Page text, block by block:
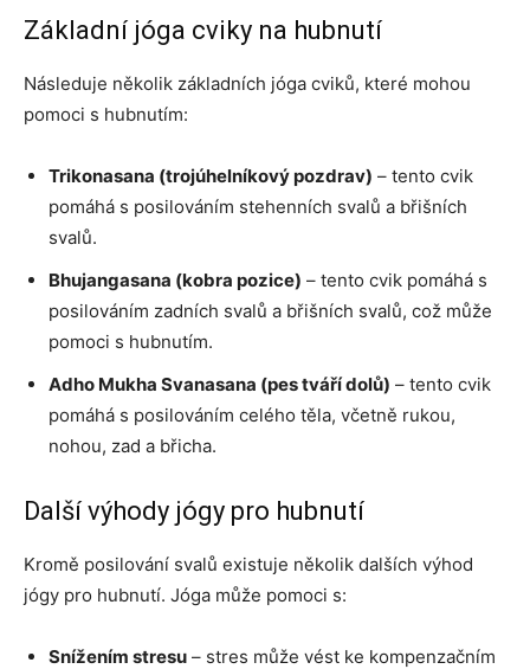
Základní jóga cviky na hubnutí
Následuje několik základních jóga cviků, které mohou
pomoci s hubnutím:
Trikonasana (trojúhelníkový pozdrav) – tento cvik
pomáhá s posilováním stehenních svalů a břišních
svalů.
Bhujangasana (kobra pozice) – tento cvik pomáhá s
posilováním zadních svalů a břišních svalů, což může
pomoci s hubnutím.
Adho Mukha Svanasana (pes tváří dolů) – tento cvik
pomáhá s posilováním celého těla, včetně rukou,
nohou, zad a břicha.
Další výhody jógy pro hubnutí
Kromě posilování svalů existuje několik dalších výhod
jógy pro hubnutí. Jóga může pomoci s:
Snížením stresu – stres může vést ke kompenzačním